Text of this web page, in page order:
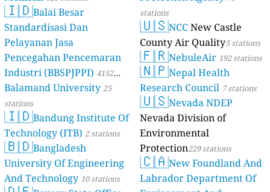
🇮🇩Balai Besar
Standardisasi Dan
Pelayanan Jasa
Pencegahan Pencemaran
Industri (BBSPJPPI) 4152
stations
Balamand University25
stations
🇮🇩Bandung Institute Of
Technology (ITB) 2 stations
🇧🇩Bangladesh
University Of Engineering
And Technology 10 stations
stations
🇺🇸NCCNew Castle
County Air Quality5 stations
🇫🇷NebuleAir 192 stations
🇳🇵Nepal Health
Research Council 7 stations
🇺🇸Nevada NDEP
Nevada Division of
Environmental
Protection229 stations
🇨🇦New Foundland And
Labrador Department Of